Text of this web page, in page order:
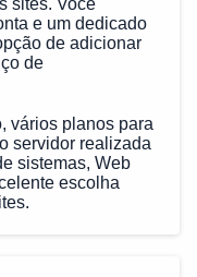
e um dedicado
de adicionar
de
vários planos para
servidor realizada
sistemas, Web
escolha